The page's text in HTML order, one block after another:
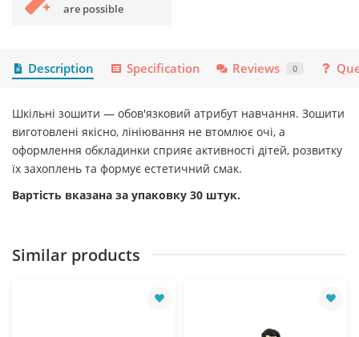
are possible
Description Specification Reviews 0
Шкільні зошити — обов'язковий атрибут навчання. Зошити
виготовлені якісно, лініювання не втомлює очі, а
оформлення обкладинки сприяє активності дітей, розвитку
їх захоплень та формує естетичний смак.
Вартість вказана за упаковку 30 штук.
Similar products